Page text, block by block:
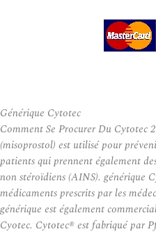
Générique Cytotec
Comment Se Procurer Du Cytotec
(misoprostol) est utilisé pour
patients qui prennent également
non stéroïdiens (AINS). générique
médicaments prescrits par les
générique est également
Cyotec. Cytotec® est fabriqué par